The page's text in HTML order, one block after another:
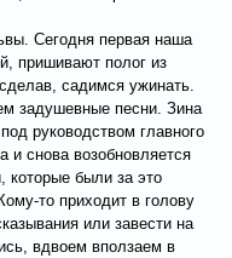
Сегодня первая наша
пришивают полог из
садимся ужинать.
задушевные песни. Зина
руководством главного
и снова возобновляется
которые были за это
то приходит в голову
или завести на
вдвоем вползаем в